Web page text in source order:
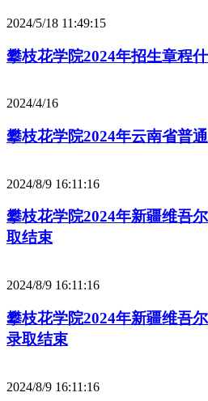
2024/5/18 11:49:15
攀枝花学院2024年招生章程
2024/4/16
攀枝花学院2024年云南省普
2024/8/9 16:11:16
攀枝花学院2024年新疆维吾
取结束
2024/8/9 16:11:16
攀枝花学院2024年新疆维吾
录取结束
2024/8/9 16:11:16